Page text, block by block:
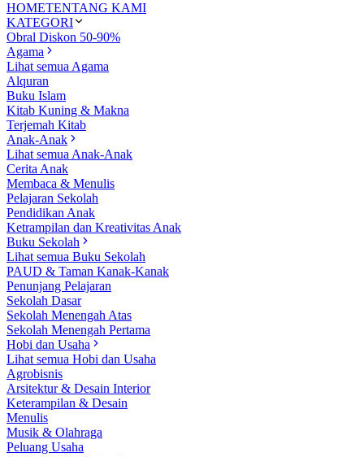
HOMETENTANG KAMI
KATEGORI
Obral Diskon 50-90%
Agama
Lihat semua Agama
Alquran
Buku Islam
Kitab Kuning & Makna
Terjemah Kitab
Anak-Anak
Lihat semua Anak-Anak
Cerita Anak
Membaca & Menulis
Pelajaran Sekolah
Pendidikan Anak
Ketrampilan dan Kreativitas Anak
Buku Sekolah
Lihat semua Buku Sekolah
PAUD & Taman Kanak-Kanak
Penunjang Pelajaran
Sekolah Dasar
Sekolah Menengah Atas
Sekolah Menengah Pertama
Hobi dan Usaha
Lihat semua Hobi dan Usaha
Agrobisnis
Arsitektur & Desain Interior
Keterampilan & Desain
Menulis
Musik & Olahraga
Peluang Usaha